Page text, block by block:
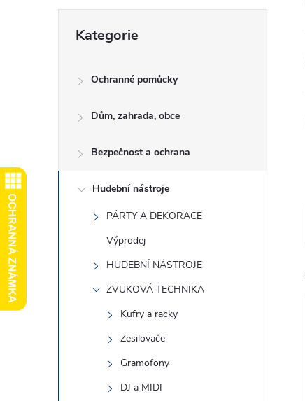
n
kategorie
Kategorie
Ochranné pomůcky
Dům, zahrada, obce
Bezpečnost a ochrana
Hudební nástroje
PÁRTY A DEKORACE
Výprodej
HUDEBNÍ NÁSTROJE
ZVUKOVÁ TECHNIKA
Kufry a racky
Zesilovače
Gramofony
DJ a MIDI